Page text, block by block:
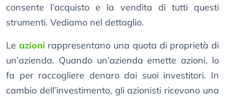
consente l’acquisto e la vendita di tutti questi
strumenti. Vediamo nel dettaglio.
Le azioni rappresentano una quota di proprietà di
un’azienda. Quando un’azienda emette azioni, lo
fa per raccogliere denaro dai suoi investitori. In
cambio dell’investimento, gli azionisti ricevono una